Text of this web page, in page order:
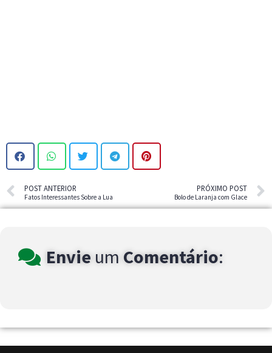
POST ANTERIOR
Fatos Interessantes Sobre a Lua
PRÓXIMO POST
Bolo de Laranja com Glace
Envie um Comentário: